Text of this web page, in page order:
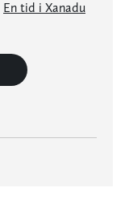
En tid i Xanadu